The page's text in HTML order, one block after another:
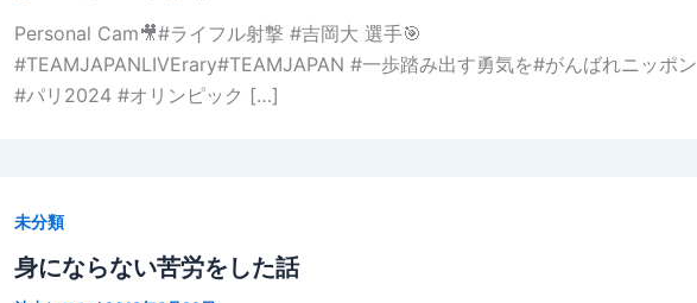
Personal Cam🎥#ライフル射撃 #吉岡大 選手🎯
#TEAMJAPANLIVErary#TEAMJAPAN #一歩踏み出す勇気を#がんばれニッポン
#パリ2024 #オリンピック […]
未分類
身にならない苦労をした話